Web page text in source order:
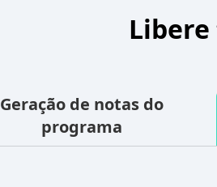
Geração de notas do
programa